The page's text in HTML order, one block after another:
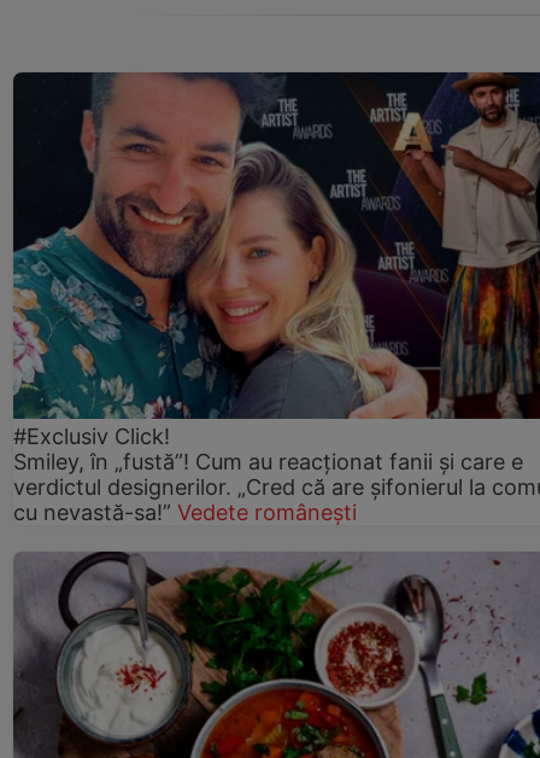
#Exclusiv Click!
Smiley, în „fustă”! Cum au reacționat fanii și care e
verdictul designerilor. „Cred că are șifonierul la
cu nevastă-sa!” Vedete românești